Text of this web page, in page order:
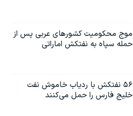
موج محکومیت کشورهای عربی پس از
حمله سپاه به نفتکش اماراتی
۵۶ نفتکش با ردیاب خاموش نفت
خلیج فارس را حمل می‌کنند